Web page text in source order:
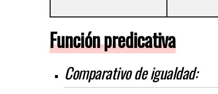
Función predicativa
Comparativo de igualdad: